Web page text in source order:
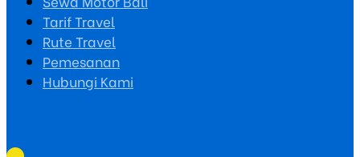
Tarif Travel
Rute Travel
Pemesanan
Hubungi Kami